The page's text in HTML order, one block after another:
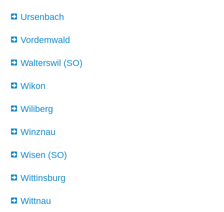
Ursenbach
Vordemwald
Walterswil (SO)
Wikon
Wiliberg
Winznau
Wisen (SO)
Wittinsburg
Wittnau